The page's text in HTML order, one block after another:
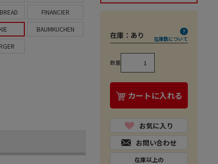
FINANCIER
BAUMKUCHEN
在庫： あり 在庫数について
数量
カートに入れる
お気に入り
お問い合わせ
在庫以上の